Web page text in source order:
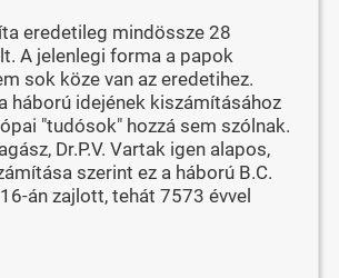
eredetileg mindössze 28
A jelenlegi forma a papok
sok köze van az eredetihez.
háború idejének kiszámításához
"tudósok" hozzá sem szólnak.
Dr.P.V. Vartak igen alapos,
szerint ez a háború B.C.
án zajlott, tehát 7573 évvel